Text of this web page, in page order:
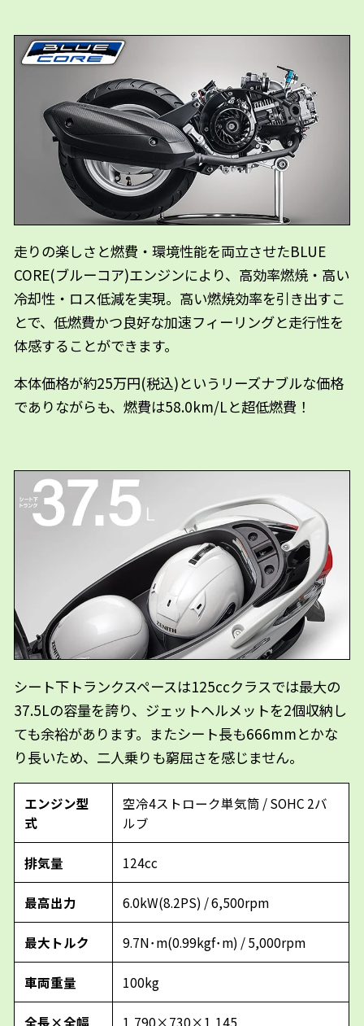
走りの楽しさと燃費・環境性能を両立させたBLUE
CORE(ブルーコア)エンジンにより、高効率燃焼・高い
冷却性・ロス低減を実現。高い燃焼効率を引き出すこ
とで、低燃費かつ良好な加速フィーリングと走行性を
体感することができます。
本体価格が約25万円(税込)というリーズナブルな価格
でありながらも、燃費は58.0km/Lと超低燃費！
シート下トランクスペースは125ccクラスでは最大の
37.5Lの容量を誇り、ジェットヘルメットを2個収納し
ても余裕があります。またシート長も666mmとかな
り長いため、二人乗りも窮屈さを感じません。
エンジン型
式
空冷4ストローク単気筒 / SOHC 2バ
ルブ
排気量 124cc
最高出力 6.0kW(8.2PS) / 6,500rpm
最大トルク 9.7N･m(0.99kgf･m) / 5,000rpm
車両重量 100kg
全長×全幅 1,790×730×1,145